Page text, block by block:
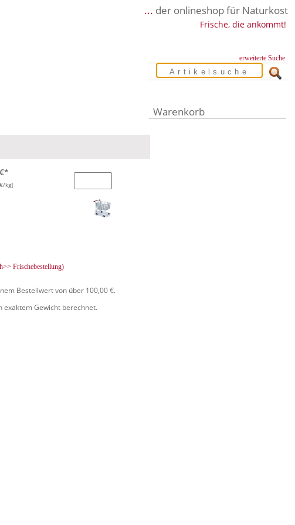
... der onlineshop für Naturkost
Frische, die ankommt!
erweiterte Suche
Warenkorb
kg]
Frischebestellung)
Bestellwert von über 100,00 €.
exaktem Gewicht berechnet.